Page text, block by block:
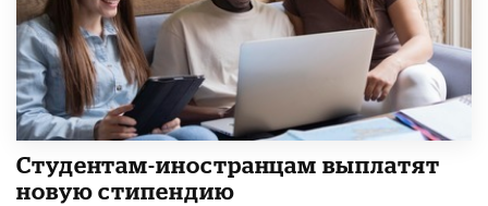
Студентам-иностранцам выплатят
новую стипендию